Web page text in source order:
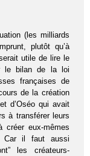
(les milliards
plutôt qu’à
utile de lire le
le bilan de la loi
françaises de
de la création
d’Oséo qui avait
à transférer leurs
créer eux-mêmes
Car il faut aussi
les créateurs-